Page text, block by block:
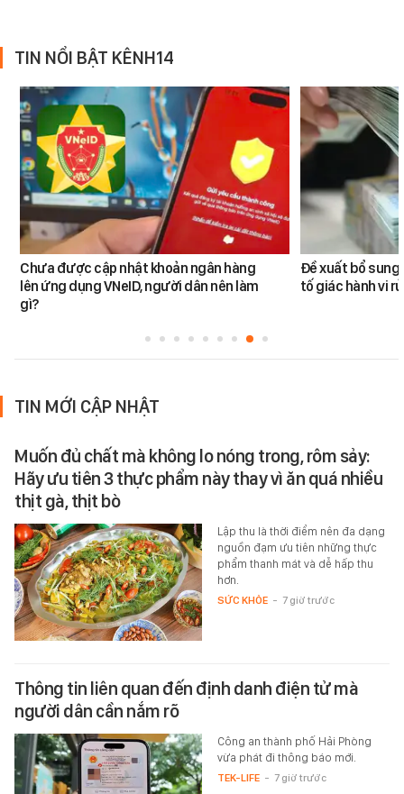
TIN NỔI BẬT KÊNH14
Chưa được cập nhật khoản ngân hàng
lên ứng dụng VNeID, người dân nên làm
gì?
Đề xuất bổ
tố giác hành vi
TIN MỚI CẬP NHẬT
Muốn đủ chất mà không lo nóng trong, rôm sảy:
Hãy ưu tiên 3 thực phẩm này thay vì ăn quá nhiều
thịt gà, thịt bò
Lập thu là thời điểm nên đa dạng
nguồn đạm ưu tiên những thực
phẩm thanh mát và dễ hấp thu
hơn.
SỨC KHỎE - 7 giờ trước
Thông tin liên quan đến định danh điện tử mà
người dân cần nắm rõ
Công an thành phố Hải Phòng
vừa phát đi thông báo mới.
TEK-LIFE - 7 giờ trước